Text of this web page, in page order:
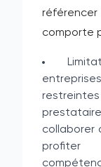
comporte
collaborer
profiter